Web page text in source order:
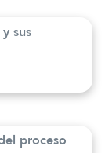
sus
proceso